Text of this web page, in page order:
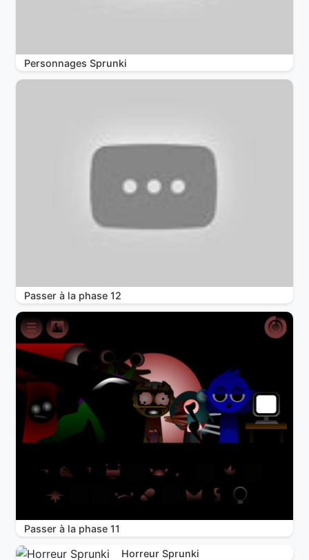
Personnages Sprunki
Passer à la phase 12
Passer à la phase 11
Horreur Sprunki